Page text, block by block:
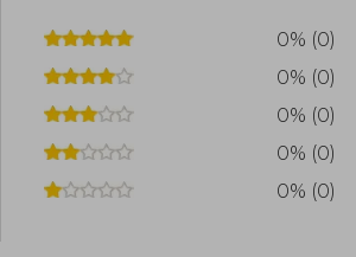
0% (0)
0% (0)
0% (0)
0% (0)
0% (0)